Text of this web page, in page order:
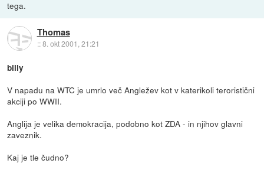
tega.
Thomas
::8. okt 2001, 21:21
billy
V napadu na WTC je umrlo več Angležev kot v katerikoli teroristični
akciji po WWII.
Anglija je velika demokracija, podobno kot ZDA - in njihov glavni
zaveznik.
Kaj je tle čudno?